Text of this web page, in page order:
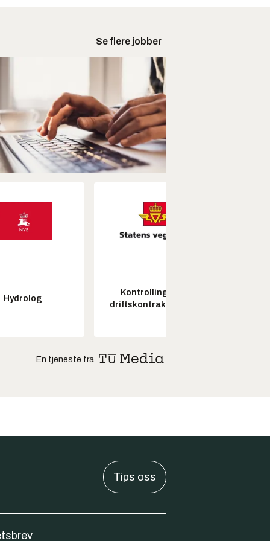
Se flere jobber
Hydrolog
Kontrollingeniør
driftskontrakt elektro
En tjeneste fra
Tips oss